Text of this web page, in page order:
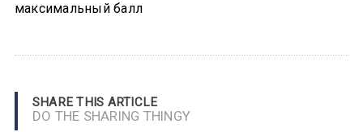
максимальный балл
SHARE THIS ARTICLE
DO THE SHARING THINGY